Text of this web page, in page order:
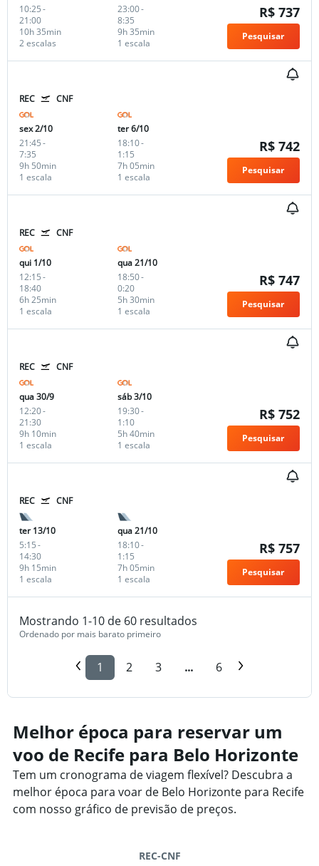
10:25-
21:00
2 escalas
10h 35min
23:00-
8:35
1 escala
9h 35min
R$ 737
Pesquisar
REC CNF
sex 2/10
21:45-
7:35
1 escala
9h 50min
ter 6/10
18:10-
1:15
1 escala
7h 05min
R$ 742
Pesquisar
REC CNF
qui 1/10
12:15-
18:40
1 escala
6h 25min
qua 21/10
18:50-
0:20
1 escala
5h 30min
R$ 747
Pesquisar
REC CNF
qua 30/9
12:20-
21:30
1 escala
9h 10min
sáb 3/10
19:30-
1:10
1 escala
5h 40min
R$ 752
Pesquisar
REC CNF
ter 13/10
5:15-
14:30
1 escala
9h 15min
qua 21/10
18:10-
1:15
1 escala
7h 05min
R$ 757
Pesquisar
Mostrando 1-10 de 60 resultados
Ordenado por mais barato primeiro
1 2 3 ... 6
Melhor época para reservar um
voo de Recife para Belo Horizonte
Tem um cronograma de viagem flexível? Descubra a
melhor época para voar de Belo Horizonte para Recife
com nosso gráfico de previsão de preços.
REC-CNF